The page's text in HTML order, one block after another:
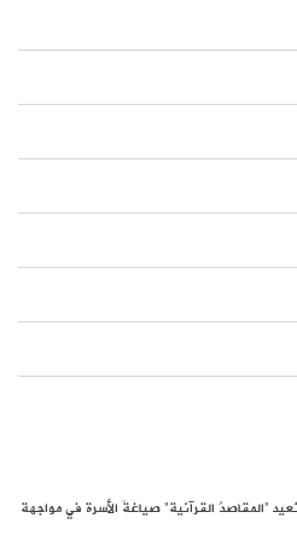
“المقاصدُ القرآنية” صياغةَ الأسرة في مواجهة